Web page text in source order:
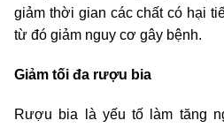
giảm thời gian các chất có hại
từ đó giảm nguy cơ gây bệnh.
Giảm tối đa rượu bia
Rượu bia là yếu tố làm tăng